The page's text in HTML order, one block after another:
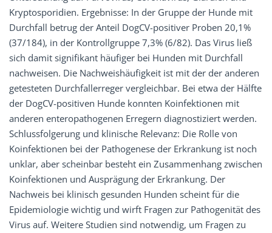
Kryptosporidien. Ergebnisse: In der Gruppe der Hunde mit
Durchfall betrug der Anteil DogCV-positiver Proben 20,1%
(37/184), in der Kontrollgruppe 7,3% (6/82). Das Virus ließ
sich damit signifikant häufiger bei Hunden mit Durchfall
nachweisen. Die Nachweishäufigkeit ist mit der der anderen
getesteten Durchfallerreger vergleichbar. Bei etwa der Hälfte
der DogCV-positiven Hunde konnten Koinfektionen mit
anderen enteropathogenen Erregern diagnostiziert werden.
Schlussfolgerung und klinische Relevanz: Die Rolle von
Koinfektionen bei der Pathogenese der Erkrankung ist noch
unklar, aber scheinbar besteht ein Zusammenhang zwischen
Koinfektionen und Ausprägung der Erkrankung. Der
Nachweis bei klinisch gesunden Hunden scheint für die
Epidemiologie wichtig und wirft Fragen zur Pathogenität des
Virus auf. Weitere Studien sind notwendig, um Fragen zu